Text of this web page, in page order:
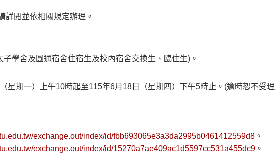
詳閱並依相關規定辦理。
學舍及圓通宿舍住宿生及校內宿舍交換生、臨住生)。
星期一）上午10時起至115年6月18日（星期四）下午5時止。(逾時恕不受理
exchange.out/index/id/fbb693065e3a3da2995b0461412559d8 。
exchange.out/index/id/15270a7ae409ac1d5597cc531a455dc9 。